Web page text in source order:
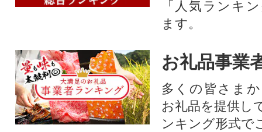
「人気ランキ
ます。
お礼品事業
多くの皆さま
お礼品を提供し
ンキング形式で